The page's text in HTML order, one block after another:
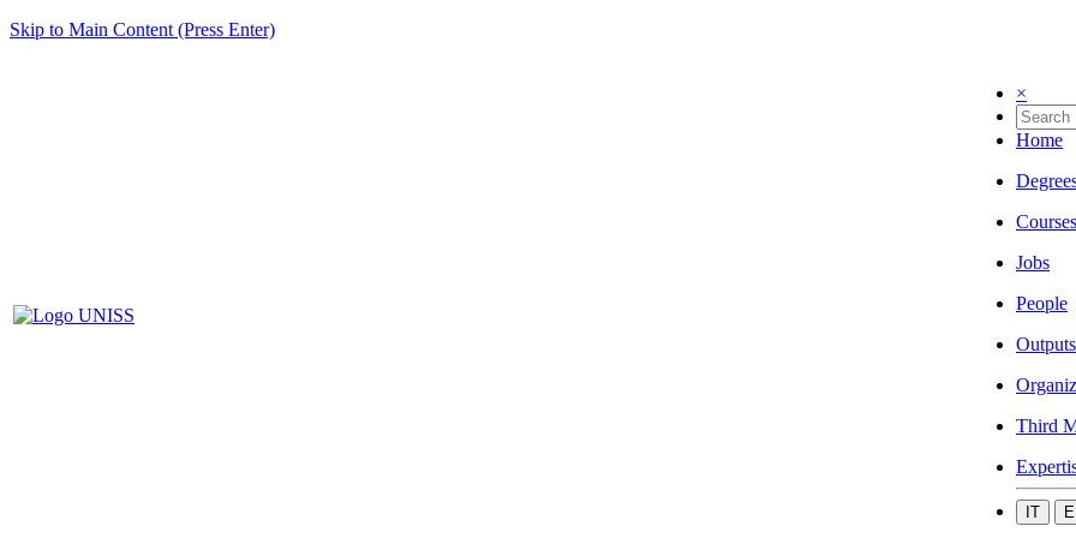
Skip to Main Content (Press Enter)
×
Home
Courses
Jobs
People
Outputs
Third
IT